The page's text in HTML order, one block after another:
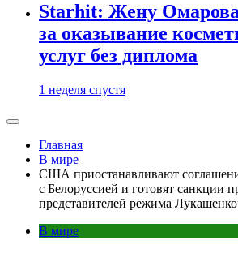
Starhit: Жену
за оказывание
услуг без диплома
1 неделя спустя
Главная
В мире
США приостанавливают
с Белоруссией и готовят санкции
представителей режима
В мире